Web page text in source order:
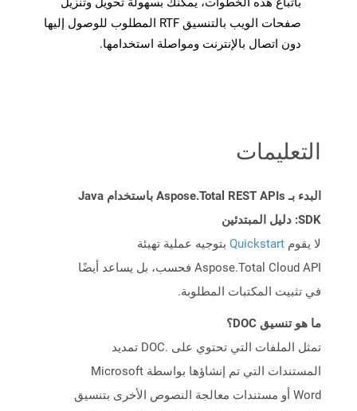
صفحات الويب بالتنسيق RTF المطلوب للوصول إليها
دون اتصال بالإنترنت ومواصلة استخدامها.
التعليمات
البدء بـ Aspose.Total REST APIs باستخدام Java
SDK: دليل المبتدئين
لا يقوم Quickstart بتوجيه عملية تهيئة
Aspose.Total Cloud API فحسب، بل يساعد أيضًا
في تثبيت المكتبات المطلوبة.
ما هو تنسيق DOC؟
تمثل الملفات التي تحتوي على .DOC تمديد
المستندات التي تم إنشاؤها بواسطة Microsoft
Word أو مستندات معالجة النصوص الأخرى بتنسيق